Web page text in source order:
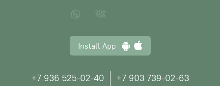
Install App
+7 936 525-02-40
+7 903 739-02-63